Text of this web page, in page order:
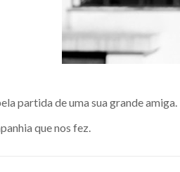
partida de uma sua grande amiga.
que nos fez.